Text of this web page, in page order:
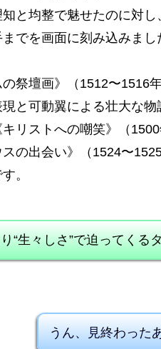
と均整で魅せたのに対
でを画面に刻み込みまし
祭壇画》（1512〜1516
と可動翼による壮大な物
リストへの嘲笑》（
の出会い》（1524〜
。
“生々しさ”で迫ってくる
うん、見終わった